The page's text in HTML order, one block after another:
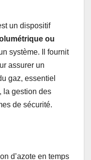
un dispositif
ou
système. Il fournit
assurer un
gaz, essentiel
la gestion des
de sécurité.
d’azote en temps